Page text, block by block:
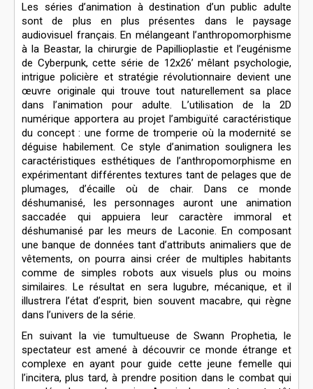
Les séries d’animation à destination d’un public adulte
sont de plus en plus présentes dans le paysage
audiovisuel français. En mélangeant l’anthropomorphisme
à la Beastar, la chirurgie de Papillioplastie et l’eugénisme
de Cyberpunk, cette série de 12x26’ mêlant psychologie,
intrigue policière et stratégie révolutionnaire devient une
œuvre originale qui trouve tout naturellement sa place
dans l’animation pour adulte. L’utilisation de la 2D
numérique apportera au projet l’ambiguïté caractéristique
du concept : une forme de tromperie où la modernité se
déguise habilement. Ce style d’animation soulignera les
caractéristiques esthétiques de l’anthropomorphisme en
expérimentant différentes textures tant de pelages que de
plumages, d’écaille où de chair. Dans ce monde
déshumanisé, les personnages auront une animation
saccadée qui appuiera leur caractère immoral et
déshumanisé par les meurs de Laconie. En composant
une banque de données tant d’attributs animaliers que de
vêtements, on pourra ainsi créer de multiples habitants
comme de simples robots aux visuels plus ou moins
similaires. Le résultat en sera lugubre, mécanique, et il
illustrera l’état d’esprit, bien souvent macabre, qui règne
dans l’univers de la série.
En suivant la vie tumultueuse de Swann Prophetia, le
spectateur est amené à découvrir ce monde étrange et
complexe en ayant pour guide cette jeune femelle qui
l’incitera, plus tard, à prendre position dans le combat qui